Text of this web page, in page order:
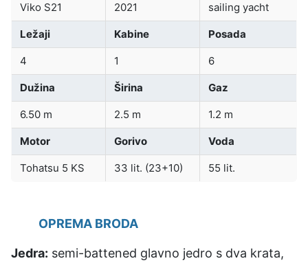
Viko S21 2021 sailing yacht
Ležaji Kabine Posada
4 1 6
Dužina Širina Gaz
6.50 m 2.5 m 1.2 m
Motor Gorivo Voda
Tohatsu 5 KS 33 lit. (23+10) 55 lit.
OPREMA BRODA
Jedra: semi-battened glavno jedro s dva krata,